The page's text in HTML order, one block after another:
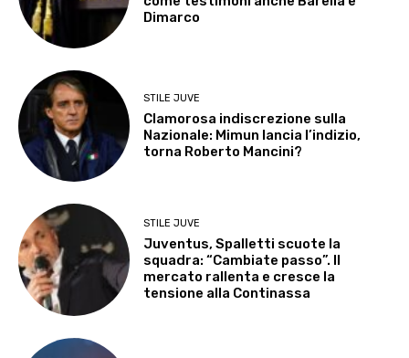
Dimarco
STILE JUVE
Clamorosa indiscrezione sulla
Nazionale: Mimun lancia l’indizio,
torna Roberto Mancini?
STILE JUVE
Juventus, Spalletti scuote la
squadra: “Cambiate passo”. Il
mercato rallenta e cresce la
tensione alla Continassa